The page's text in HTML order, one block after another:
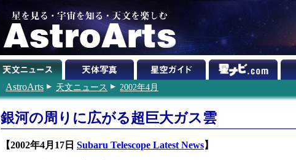
AstroArts 天文ニュース 2002年4月
銀河の周りに広がる超巨大ガス雲
【2002年4月17日 Subaru Telescope Latest News】